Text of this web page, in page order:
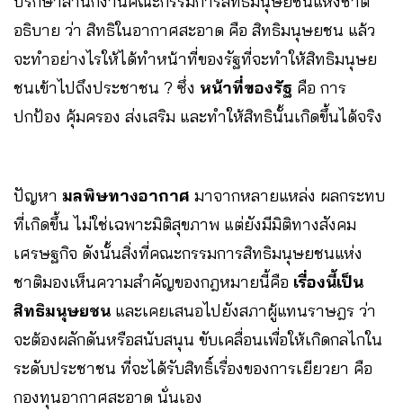
อธิบาย ว่า สิทธิในอากาศสะอาด คือ สิทธิมนุษยชน แล้ว
จะทำอย่างไรให้ได้ทำหน้าที่ของรัฐที่จะทำให้สิทธิมนุษย
ชนเข้าไปถึงประชาชน ? ซึ่ง หน้าที่ของรัฐ คือ การ
ปกป้อง คุ้มครอง ส่งเสริม และทำให้สิทธินั้นเกิดขึ้นได้จริง
ปัญหา มลพิษทางอากาศ มาจากหลายแหล่ง ผลกระทบ
ที่เกิดขึ้น ไม่ใช่เฉพาะมิติสุขภาพ แต่ยังมีมิติทางสังคม
เศรษฐกิจ ดังนั้นสิ่งที่คณะกรรมการสิทธิมนุษยชนแห่ง
ชาติมองเห็นความสำคัญของกฎหมายนี้คือ เรื่องนี้เป็น
สิทธิมนุษยชน และเคยเสนอไปยังสภาผู้แทนราษฎร ว่า
จะต้องผลักดันหรือสนับสนุน ขับเคลื่อนเพื่อให้เกิดกลไกใน
ระดับประชาชน ที่จะได้รับสิทธิ์เรื่องของการเยียวยา คือ
กองทุนอากาศสะอาด นั่นเอง